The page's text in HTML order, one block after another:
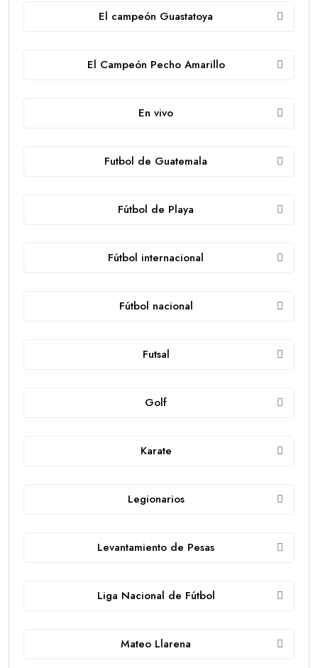
El campeón Guastatoya
El Campeón Pecho Amarillo
En vivo
Futbol de Guatemala
Fútbol de Playa
Fútbol internacional
Fútbol nacional
Futsal
Golf
Karate
Legionarios
Levantamiento de Pesas
Liga Nacional de Fútbol
Mateo Llarena